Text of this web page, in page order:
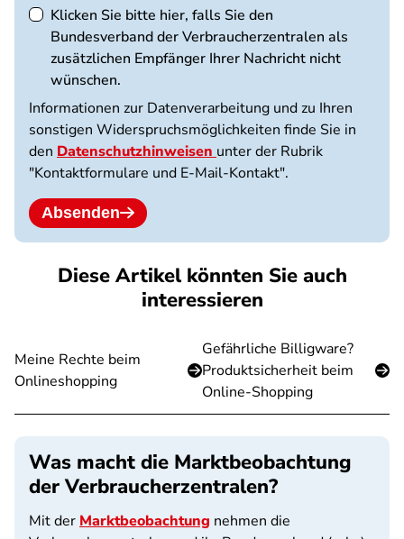
Klicken Sie bitte hier, falls Sie den
Bundesverband der Verbraucherzentralen als
zusätzlichen Empfänger Ihrer Nachricht nicht
wünschen.
Informationen zur Datenverarbeitung und zu Ihren
sonstigen Widerspruchsmöglichkeiten finde Sie in
den Datenschutzhinweisen unter der Rubrik
"Kontaktformulare und E-Mail-Kontakt".
Absenden
Diese Artikel könnten Sie auch
interessieren
Meine Rechte beim
Onlineshopping
Gefährliche Billigware?
Produktsicherheit beim
Online-Shopping
Was macht die Marktbeobachtung
der Verbraucherzentralen?
Mit der Marktbeobachtung nehmen die